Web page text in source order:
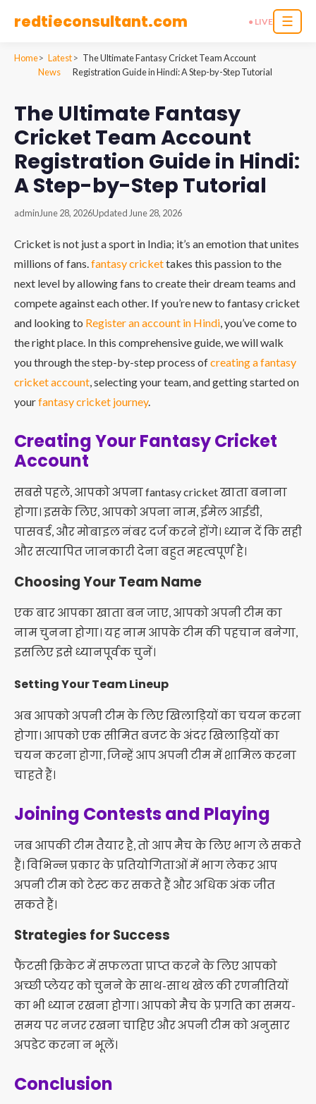
redtieconsultant.com ● LIVE ☰
Home
Latest
News
The Ultimate Fantasy Cricket Team Account
Registration Guide in Hindi: A Step-by-Step Tutorial
The Ultimate Fantasy
Cricket Team Account
Registration Guide in Hindi:
A Step-by-Step Tutorial
adminJune 28, 2026Updated June 28, 2026
Cricket is not just a sport in India; it’s an emotion that unites
millions of fans.fantasy crickettakes this passion to the
next level by allowing fans to create their dream teams and
compete against each other. If you’re new to fantasy cricket
and looking to Register an account in Hindi, you’ve come to
the right place. In this comprehensive guide, we will walk
you through the step-by-step process ofcreating a fantasy
cricket account, selecting your team, and getting started on
yourfantasy cricket journey.
Creating Your Fantasy Cricket
Account
सबसे पहले, आपको अपना fantasy cricket खाता बनाना
होगा। इसके लिए, आपको अपना नाम, ईमेल आईडी,
पासवर्ड, और मोबाइल नंबर दर्ज करने होंगे। ध्यान दें कि सही
और सत्यापित जानकारी देना बहुत महत्वपूर्ण है।
Choosing Your Team Name
एक बार आपका खाता बन जाए, आपको अपनी टीम का
नाम चुनना होगा। यह नाम आपके टीम की पहचान बनेगा,
इसलिए इसे ध्यानपूर्वक चुनें।
Setting Your Team Lineup
अब आपको अपनी टीम के लिए खिलाड़ियों का चयन करना
होगा। आपको एक सीमित बजट के अंदर खिलाड़ियों का
चयन करना होगा, जिन्हें आप अपनी टीम में शामिल करना
चाहते हैं।
Joining Contests and Playing
जब आपकी टीम तैयार है, तो आप मैच के लिए भाग ले सकते
हैं। विभिन्न प्रकार के प्रतियोगिताओं में भाग लेकर आप
अपनी टीम को टेस्ट कर सकते हैं और अधिक अंक जीत
सकते हैं।
Strategies for Success
फैंटसी क्रिकेट में सफलता प्राप्त करने के लिए आपको
अच्छी प्लेयर को चुनने के साथ-साथ खेल की रणनीतियों
का भी ध्यान रखना होगा। आपको मैच के प्रगति का समय-
समय पर नजर रखना चाहिए और अपनी टीम को अनुसार
अपडेट करना न भूलें।
Conclusion